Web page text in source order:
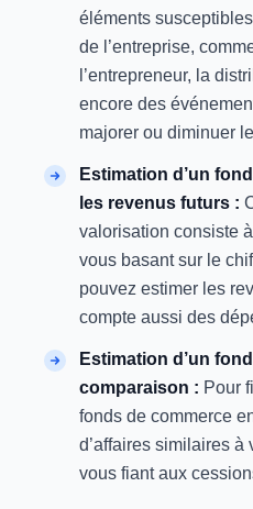
éléments
de l’entreprise,
l’entrepreneur, la
encore des
majorer ou diminuer
Estimation d’un
les revenus futurs :
valorisation consiste
vous basant sur le
pouvez estimer les
compte aussi des
Estimation d’un
comparaison : Pour
fonds de commerce
d’affaires similaires à
vous fiant aux